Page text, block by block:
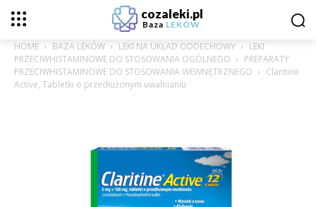
cozaleki.pl
Baza LEKÓW
HOME BAZA LEKÓW LEKI NA UKŁAD ODDECHOWY
LEKI
PRZECIWHISTAMINOWE DO STOSOWANIA OGÓLNEGO
PREPARATY
PRZECIWHISTAMINOWE DO STOSOWANIA WEWNĘTRZNEGO
Claritine
Active, Tabletki o przedłużonym uwalnianiu